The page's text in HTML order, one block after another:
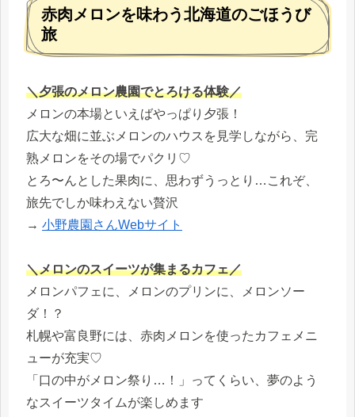
赤肉メロンを味わう北海道のごほうび
旅
＼夕張のメロン農園でとろける体験／
メロンの本場といえばやっぱり夕張！
広大な畑に並ぶメロンのハウスを見学しながら、完
熟メロンをその場でパクリ♡
とろ〜んとした果肉に、思わずうっとり…これぞ、
旅先でしか味わえない贅沢
→ 小野農園さんWebサイト
＼メロンのスイーツが集まるカフェ／
メロンパフェに、メロンのプリンに、メロンソー
ダ！？
札幌や富良野には、赤肉メロンを使ったカフェメニ
ューが充実♡
「口の中がメロン祭り…！」ってくらい、夢のよう
なスイーツタイムが楽しめます